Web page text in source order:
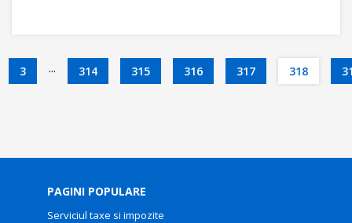
3 ... 314 315 316 317 318
PAGINI POPULARE
Serviciul taxe si impozite